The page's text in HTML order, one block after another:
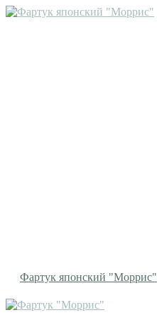
Фартук японский "Моррис"